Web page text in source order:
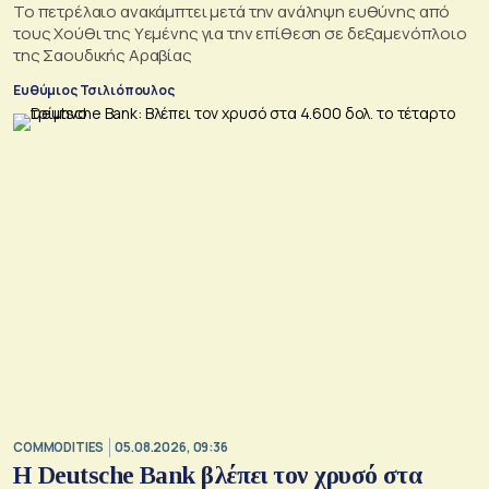
Το πετρέλαιο ανακάμπτει μετά την ανάληψη ευθύνης από
τους Χούθι της Υεμένης για την επίθεση σε δεξαμενόπλοιο
της Σαουδικής Αραβίας
Ευθύμιος Τσιλιόπουλος
COMMODITIES 05.08.2026, 09:36
Η Deutsche Bank βλέπει τον χρυσό στα